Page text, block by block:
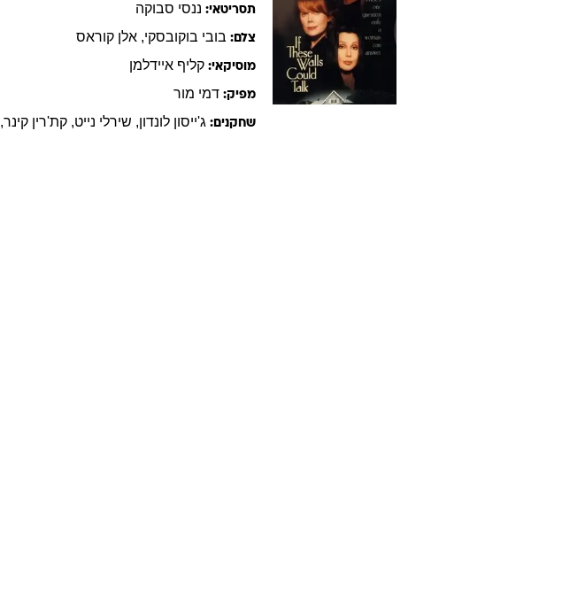
תסריטאי: ננסי סבוקה
צלם: בובי בוקובסקי, אלן קוראס
מוסיקאי: קליף איידלמן
מפיק: דמי מור
שחקנים: ג'ייסון לונדון, שירלי נייט, קת'רין קינר,